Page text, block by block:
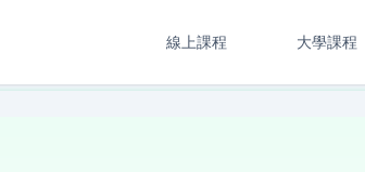
線上課程 大學課程